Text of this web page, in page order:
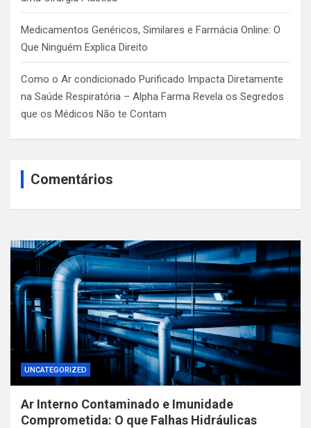
Medicamentos Genéricos, Similares e Farmácia Online: O
Que Ninguém Explica Direito
Como o Ar condicionado Purificado Impacta Diretamente
na Saúde Respiratória – Alpha Farma Revela os Segredos
que os Médicos Não te Contam
Comentários
UNCATEGORIZED
Ar Interno Contaminado e Imunidade
Comprometida: O que Falhas Hidráulicas